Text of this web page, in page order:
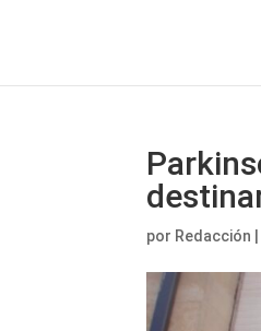
por Redacción